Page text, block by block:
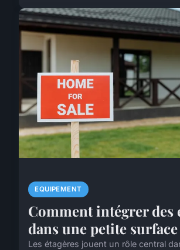
EQUIPEMENT
Comment intégrer des
dans une petite surface
Les étagères jouent un rôle central